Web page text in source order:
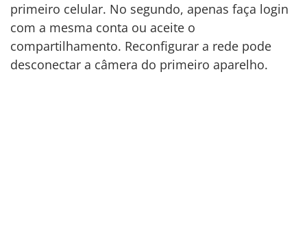
primeiro celular. No segundo, apenas faça login
com a mesma conta ou aceite o
compartilhamento. Reconfigurar a rede pode
desconectar a câmera do primeiro aparelho.